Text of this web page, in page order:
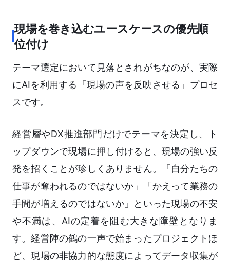
現場を巻き込むユースケースの優先順
位付け
テーマ選定において見落とされがちなのが、実際
にAIを利用する「現場の声を反映させる」プロセ
スです。
経営層やDX推進部門だけでテーマを決定し、ト
ップダウンで現場に押し付けると、現場の強い反
発を招くことが珍しくありません。「自分たちの
仕事が奪われるのではないか」「かえって業務の
手間が増えるのではないか」といった現場の不安
や不満は、AIの定着を阻む大きな障壁となりま
す。経営陣の鶴の一声で始まったプロジェクトほ
ど、現場の非協力的な態度によってデータ収集が